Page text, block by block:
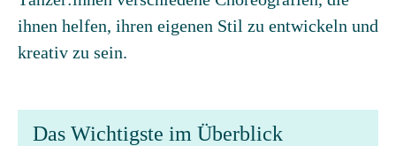
ihnen helfen, ihren eigenen Stil zu entwickeln und
kreativ zu sein.
Das Wichtigste im Überblick